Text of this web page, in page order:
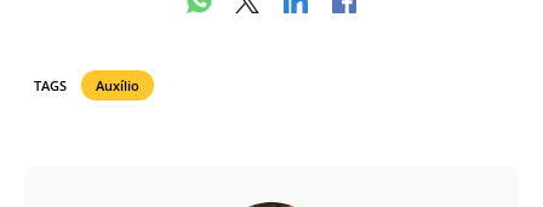
TAGS Auxílio